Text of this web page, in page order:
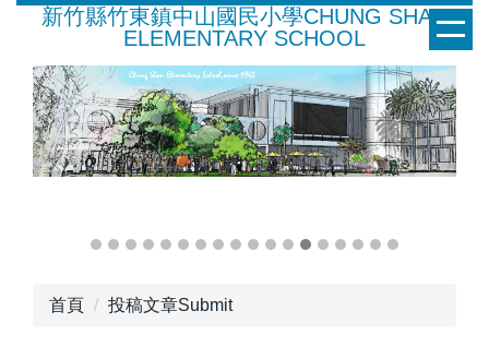
新竹縣竹東鎮中山國民小學CHUNG SHAN
ELEMENTARY SCHOOL
首頁 投稿文章Submit